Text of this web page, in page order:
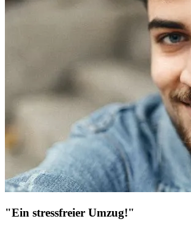
"Ein stressfreier Umzug!"